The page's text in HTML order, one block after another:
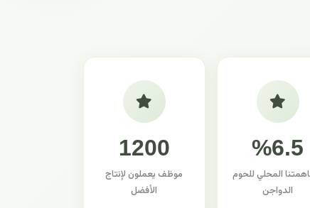
%6.5
المحلي للحوم
الدواجن
1200
موظف يعملون لإنتاج
الأفضل